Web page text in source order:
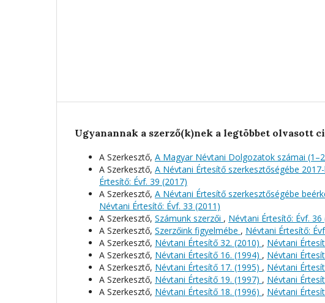
Ugyanannak a szerző(k)nek a legtöbbet olvasott
A Szerkesztő, A Magyar Névtani Dolgozatok számai
A Szerkesztő, A Névtani Értesítő szerkesztőségébe
Értesítő: Évf. 39 (2017)
A Szerkesztő, A Névtani Értesítő szerkesztőségébe
Névtani Értesítő: Évf. 33 (2011)
A Szerkesztő, Számunk szerzői , Névtani Értesítő: Évf. 36
A Szerkesztő, Szerzőink figyelmébe , Névtani Értesítő:
A Szerkesztő, Névtani Értesítő 32. (2010) , Névtani
A Szerkesztő, Névtani Értesítő 16. (1994) , Névtani
A Szerkesztő, Névtani Értesítő 17. (1995) , Névtani
A Szerkesztő, Névtani Értesítő 19. (1997) , Névtani
A Szerkesztő, Névtani Értesítő 18. (1996) , Névtani